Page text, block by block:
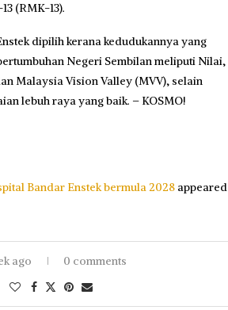
(RMK-13).
dipilih kerana kedudukannya yang
Negeri Sembilan meliputi Nilai,
Malaysia Vision Valley (MVV), selain
lebuh raya yang baik. – KOSMO!
Bandar Enstek bermula 2028 appeared
ago 0 comments